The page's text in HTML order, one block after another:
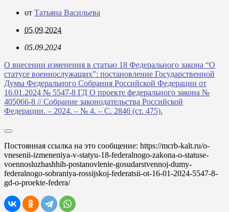
от Татьяна Васильева
05.09.2024
05.09.2024
О внесении изменения в статью 18 Федерального закона “О
статусе военнослужащих”: постановление Государственной
Думы Федерального Собрания Российской Федерации от
16.01.2024 № 5547-8 ГД О проекте федерального закона №
405066-8 // Собрание законодательства Российской
Федерации. – 2024. – № 4. – С. 2846 (ст. 475).
Постоянная ссылка на это сообщение: https://mcrb-kalt.ru/o-
vnesenii-izmeneniya-v-statyu-18-federalnogo-zakona-o-statuse-
voennosluzhashhih-postanovlenie-gosudarstvennoj-dumy-
federalnogo-sobraniya-rossijskoj-federatsii-ot-16-01-2024-5547-8-
gd-o-proekte-federa/